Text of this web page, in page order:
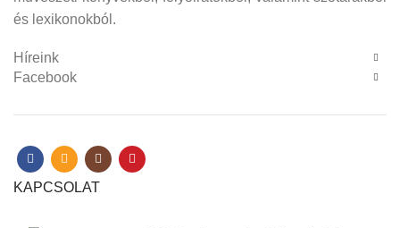
és lexikonokból.
Híreink
Facebook
KAPCSOLAT